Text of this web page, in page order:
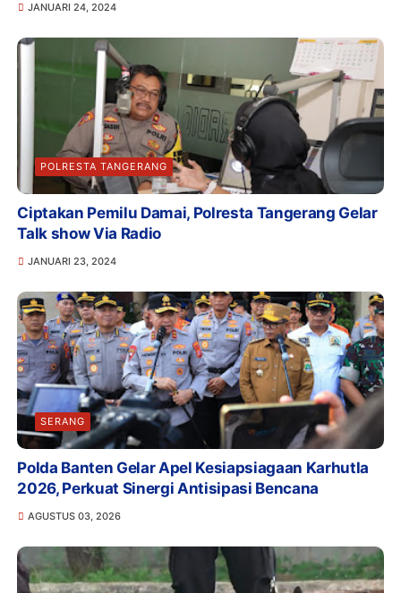
JANUARI 24, 2024
POLRESTA TANGERANG
Ciptakan Pemilu Damai, Polresta Tangerang Gelar
Talk show Via Radio
JANUARI 23, 2024
SERANG
Polda Banten Gelar Apel Kesiapsiagaan Karhutla
2026, Perkuat Sinergi Antisipasi Bencana
AGUSTUS 03, 2026